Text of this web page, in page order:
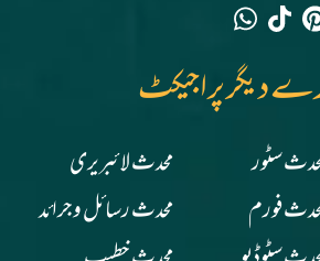
دیگر پراجیکٹ
سٹور
محدث لائبریری
فورم
محدث رسائل وجرائد